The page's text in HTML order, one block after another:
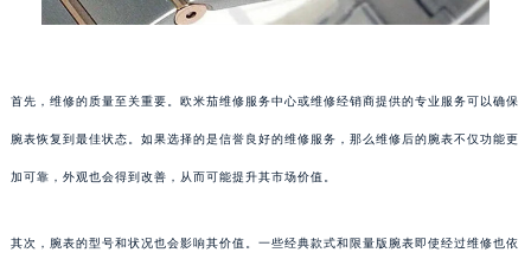
首先，维修的质量至关重要。欧米茄维修服务中心或维修经销商提供的专业服务可以确保
腕表恢复到最佳状态。如果选择的是信誉良好的维修服务，那么维修后的腕表不仅功能更
加可靠，外观也会得到改善，从而可能提升其市场价值。
其次，腕表的型号和状况也会影响其价值。一些经典款式和限量版腕表即使经过维修也依